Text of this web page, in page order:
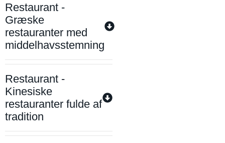
Restaurant -
Græske
restauranter med
middelhavsstemning
Restaurant -
Kinesiske
restauranter fulde af
tradition